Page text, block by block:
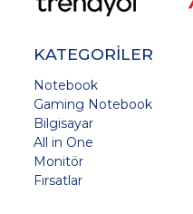
KATEGORİLER
Notebook
Gaming Notebook
Bilgisayar
All in One
Monitör
Fırsatlar